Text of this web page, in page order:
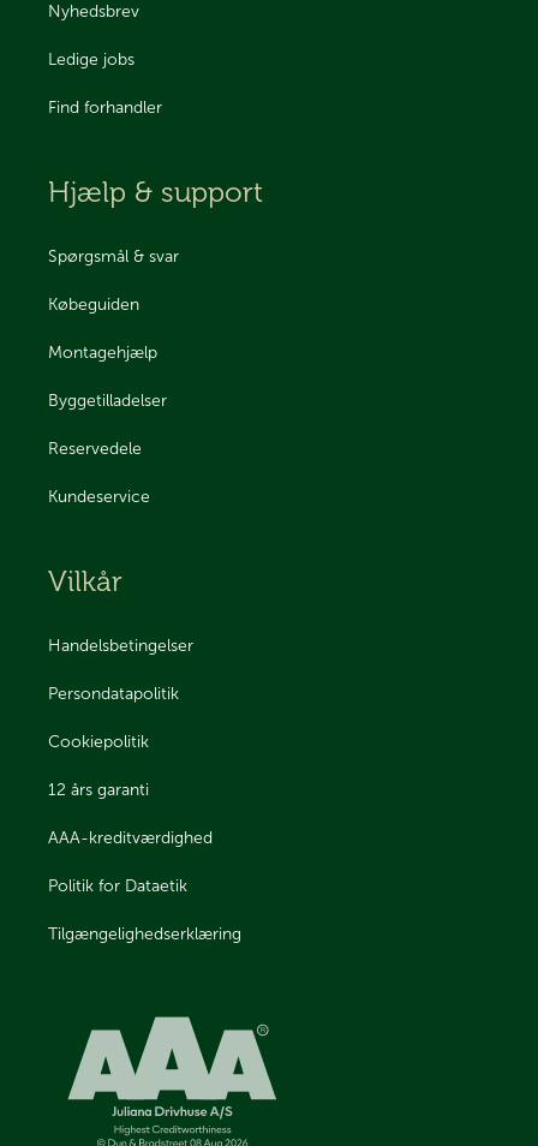
Nyhedsbrev
Ledige jobs
Find forhandler
Hjælp & support
Spørgsmål & svar
Købeguiden
Montagehjælp
Byggetilladelser
Reservedele
Kundeservice
Vilkår
Handelsbetingelser
Persondatapolitik
Cookiepolitik
12 års garanti
AAA-kreditværdighed
Politik for Dataetik
Tilgængelighedserklæring